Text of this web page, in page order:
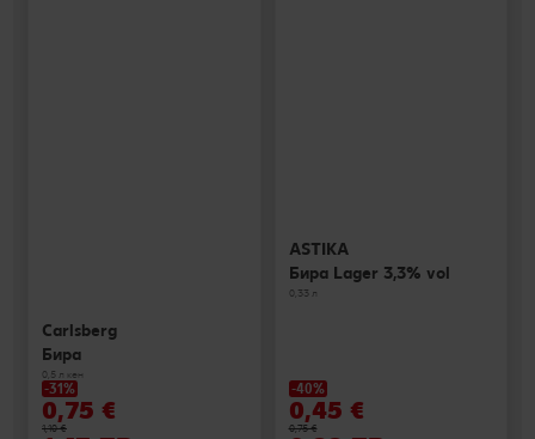
Carlsberg
Бира
0,5 л кен
-31%
0,75 €
1,10 €
ASTIKA
Бира Lager 3,3% vol
0,33 л
-40%
0,45 €
0,75 €